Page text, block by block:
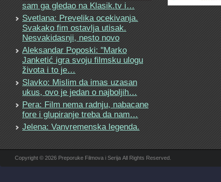
sam ga gledao na Klasik.tv i…
Svetlana: Prevelika ocekivanja.
Svakako fim ostavlja utisak.
Nesvakidasnji, nesto novo
Aleksandar Poposki: "Marko
Janketić igra svoju filmsku ulogu
života i to je…
Slavko: Mislim da imas uzasan
ukus, ovo je jedan o najboljih…
Pera: Film nema radnju, nabacane
fore i glupiranje treba da nam…
Jelena: Vanvremenska legenda.
Copyright © 2026 Preporuke Filmova i Serija All Rights Reserved.